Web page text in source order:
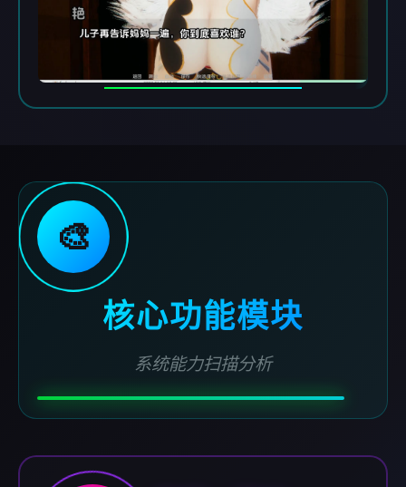
🎨
核心功能模块
系统能力扫描分析